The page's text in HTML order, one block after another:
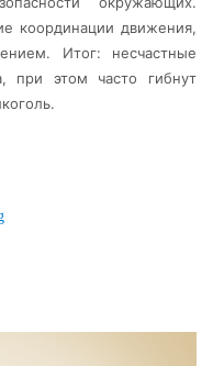
координации движения,
Итог: несчастные
при этом часто гибнут